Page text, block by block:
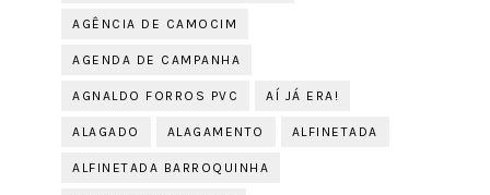
AGÊNCIA DE CAMOCIM
AGENDA DE CAMPANHA
AGNALDO FORROS PVC AÍ JÁ ERA!
ALAGADO ALAGAMENTO ALFINETADA
ALFINETADA BARROQUINHA